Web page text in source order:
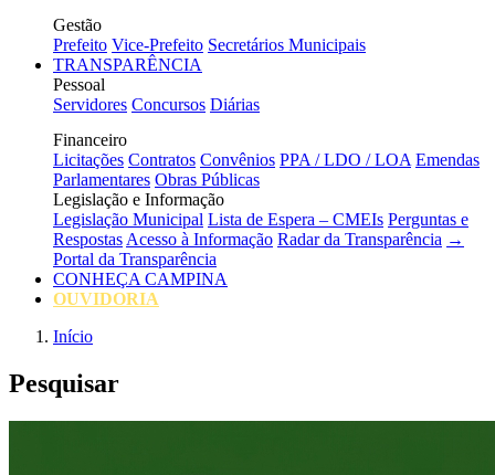
Gestão
Prefeito Vice-Prefeito Secretários Municipais
TRANSPARÊNCIA
Pessoal
Servidores Concursos Diárias
Financeiro
Licitações Contratos Convênios PPA / LDO / LOA Emendas
Parlamentares Obras Públicas
Legislação e Informação
Legislação Municipal Lista de Espera – CMEIs Perguntas e
Respostas Acesso à Informação Radar da Transparência →
Portal da Transparência
CONHEÇA CAMPINA
OUVIDORIA
Início
Pesquisar